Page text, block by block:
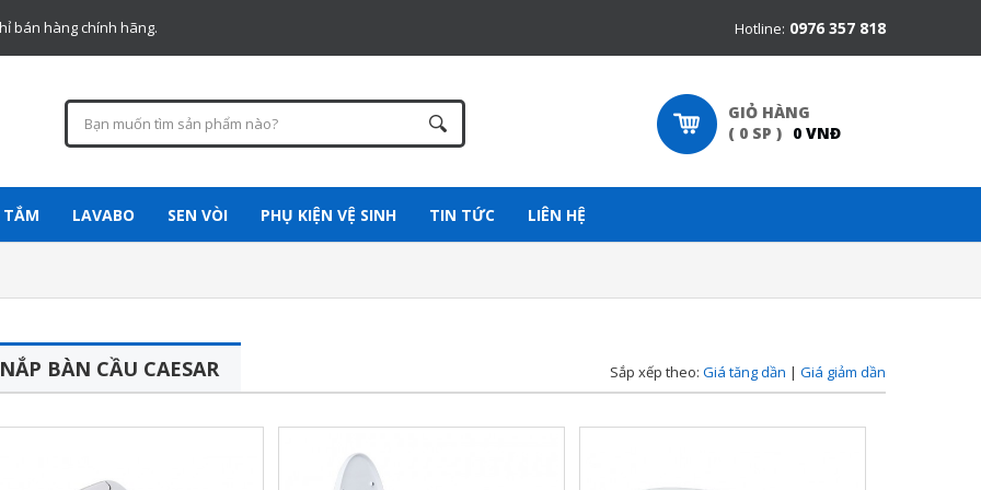
bán hàng chính hãng. Hotline: 0976 357 818
GIỎ HÀNG
0 VNĐ
( 0 SP )
TẮM LAVABO SEN VÒI PHỤ KIỆN VỆ SINH TIN TỨC LIÊN HỆ
NẮP BÀN CẦU CAESAR Sắp xếp theo: Giá tăng dần | Giá giảm dần